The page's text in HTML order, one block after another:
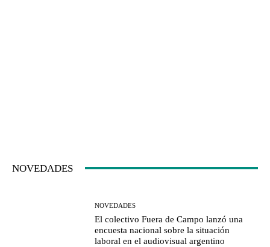
NOVEDADES
NOVEDADES
El colectivo Fuera de Campo lanzó una
encuesta nacional sobre la situación
laboral en el audiovisual argentino